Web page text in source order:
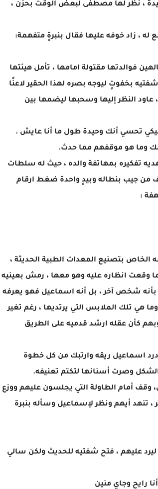
، نظر لها مصطفى لبعض الوقت بحزن ،
له ، زاد خوفه عليها فقال بنبرةٍ متفهمة:
فوالدتها مقتولة امامها ، تأمل هيئتها
بخفوتٍ ليوجه بصره لهذا الحقير لاعنًا
النظر إليها وسحبها ليضمها بين
تحسي أنك وحيدة طول ما أنا عايش .
وما هو موقفهم مما حدث.
تفكيره بمهاتفة والده ، حيث له سلطات
من جيب بنطاله وبيدٍ واحدة ضغط ارقام
:
بتصنيع المعدات الطبية الحديثة ،
وقعت انظاره عليه وهو معها ، رمش بعينيه
بأنه شخص آخر ، بل أنه اسماعيل فهو يعرفه
هي تلك الملابس التي يرتديها ، رغم تغير
كأن عقله ارشد قدميه على الطريق
اسماعيل ريقه وارتبك من كل خطوة
وصرت أسنانها لتكتم تعنيفه.
وقف أمام الطاولة التي يجلسون عليهم ووزع
تنهد أيهم ونظر لإسماعيل وسأله بنبرة
عليهم ، فتح شفتيه للحديث ولكن سالي
رايح وجاي منين